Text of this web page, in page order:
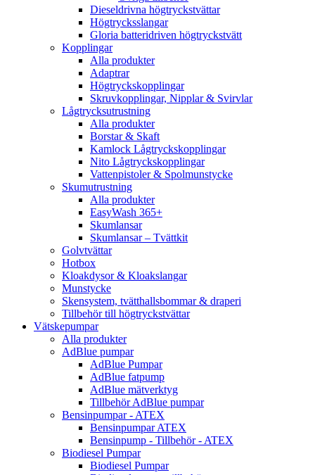
Dieseldrivna högtryckstvättar
Högtrycksslangar
Gloria batteridriven högtryckstvätt
Kopplingar
Alla produkter
Adaptrar
Högtryckskopplingar
Skruvkopplingar, Nipplar & Svirvlar
Lågtrycksutrustning
Alla produkter
Borstar & Skaft
Kamlock Lågtryckskopplingar
Nito Lågtryckskopplingar
Vattenpistoler & Spolmunstycke
Skumutrustning
Alla produkter
EasyWash 365+
Skumlansar
Skumlansar – Tvättkit
Golvtvättar
Hotbox
Kloakdysor & Kloakslangar
Munstycke
Skensystem, tvätthallsbommar & draperi
Tillbehör till högtryckstvättar
Vätskepumpar
Alla produkter
AdBlue pumpar
AdBlue Pumpar
AdBlue fatpump
AdBlue mätverktyg
Tillbehör AdBlue pumpar
Bensinpumpar - ATEX
Bensinpumpar ATEX
Bensinpump - Tillbehör - ATEX
Biodiesel Pumpar
Biodiesel Pumpar